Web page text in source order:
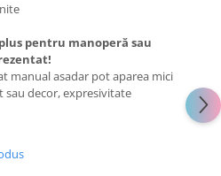
pentru manoperă sau
manual asadar pot aparea mici
sau decor, expresivitate